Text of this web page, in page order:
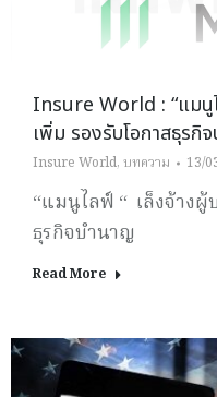
Insure World : “แมนู
เพิ่ม รองรับโอกาสธุรกิ
Insure World, บทความ 13/
“แมนูไลฟ์ “ เล็งจ้าง
ธุรกิจบำนาญ
Read More